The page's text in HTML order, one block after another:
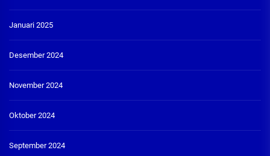
Januari 2025
Desember 2024
November 2024
Oktober 2024
September 2024